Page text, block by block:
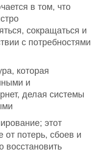
в том, что
сокращаться и
с потребностями
которая
и
делая системы
этот
потерь, сбоев и
восстановить